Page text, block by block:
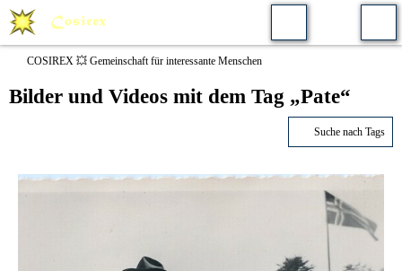
COSIREX 💥 Gemeinschaft für interessante Menschen
Bilder und Videos mit dem Tag „Pate“
Suche nach Tags